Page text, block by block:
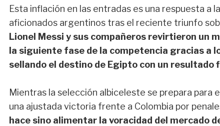
Esta inflación en las entradas es una respuesta a
aficionados argentinos tras el reciente triunfo
Lionel Messi y sus compañeros revirtieron un
la siguiente fase de la competencia gracias a
sellando el destino de Egipto con un resultado
Mientras la selección albiceleste se prepara
una ajustada victoria frente a Colombia por
hace sino alimentar la voracidad del mercado